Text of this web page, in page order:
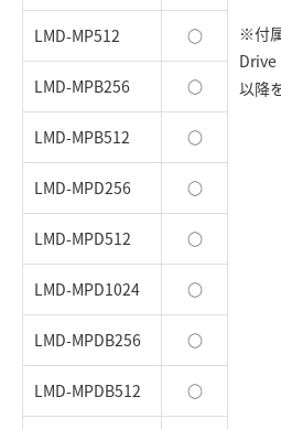
※付
Drive
以降
LMD-MP512 ○
LMD-MPB256 ○
LMD-MPB512 ○
LMD-MPD256 ○
LMD-MPD512 ○
LMD-MPD1024 ○
LMD-MPDB256 ○
LMD-MPDB512 ○